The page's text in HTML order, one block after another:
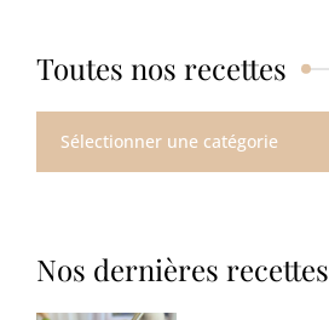
Toutes nos recettes
Toutes
Nos dernières recettes